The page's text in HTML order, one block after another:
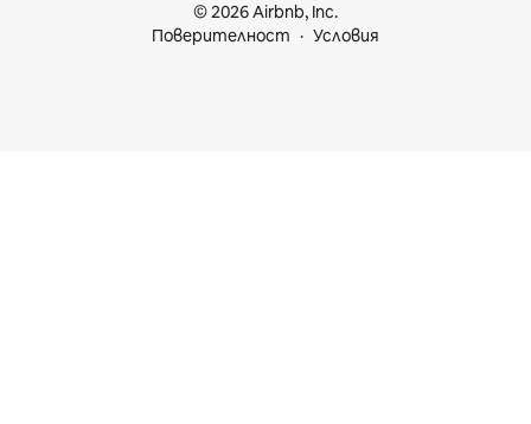
© 2026 Airbnb, Inc.
Поверителност
Условия